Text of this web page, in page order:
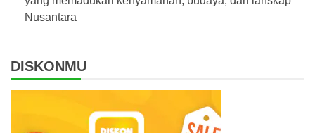
Nusantara
DISKONMU